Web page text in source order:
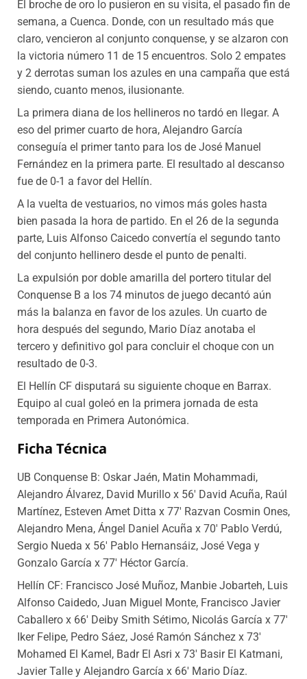
El broche de oro lo pusieron en su visita, el pasado fin de
semana, a Cuenca. Donde, con un resultado más que
claro, vencieron al conjunto conquense, y se alzaron con
la victoria número 11 de 15 encuentros. Solo 2 empates
y 2 derrotas suman los azules en una campaña que está
siendo, cuanto menos, ilusionante.
La primera diana de los hellineros no tardó en llegar. A
eso del primer cuarto de hora, Alejandro García
conseguía el primer tanto para los de José Manuel
Fernández en la primera parte. El resultado al descanso
fue de 0-1 a favor del Hellín.
A la vuelta de vestuarios, no vimos más goles hasta
bien pasada la hora de partido. En el 26 de la segunda
parte, Luis Alfonso Caicedo convertía el segundo tanto
del conjunto hellinero desde el punto de penalti.
La expulsión por doble amarilla del portero titular del
Conquense B a los 74 minutos de juego decantó aún
más la balanza en favor de los azules. Un cuarto de
hora después del segundo, Mario Díaz anotaba el
tercero y definitivo gol para concluir el choque con un
resultado de 0-3.
El Hellín CF disputará su siguiente choque en Barrax.
Equipo al cual goleó en la primera jornada de esta
temporada en Primera Autonómica.
Ficha Técnica
UB Conquense B: Oskar Jaén, Matin Mohammadi,
Alejandro Álvarez, David Murillo x 56′ David Acuña, Raúl
Martínez, Esteven Amet Ditta x 77′ Razvan Cosmin Ones,
Alejandro Mena, Ángel Daniel Acuña x 70′ Pablo Verdú,
Sergio Nueda x 56′ Pablo Hernansáiz, José Vega y
Gonzalo García x 77′ Héctor García.
Hellín CF: Francisco José Muñoz, Manbie Jobarteh, Luis
Alfonso Caidedo, Juan Miguel Monte, Francisco Javier
Caballero x 66′ Deiby Smith Sétimo, Nicolás García x 77′
Iker Felipe, Pedro Sáez, José Ramón Sánchez x 73′
Mohamed El Kamel, Badr El Asri x 73′ Basir El Katmani,
Javier Talle y Alejandro García x 66′ Mario Díaz.